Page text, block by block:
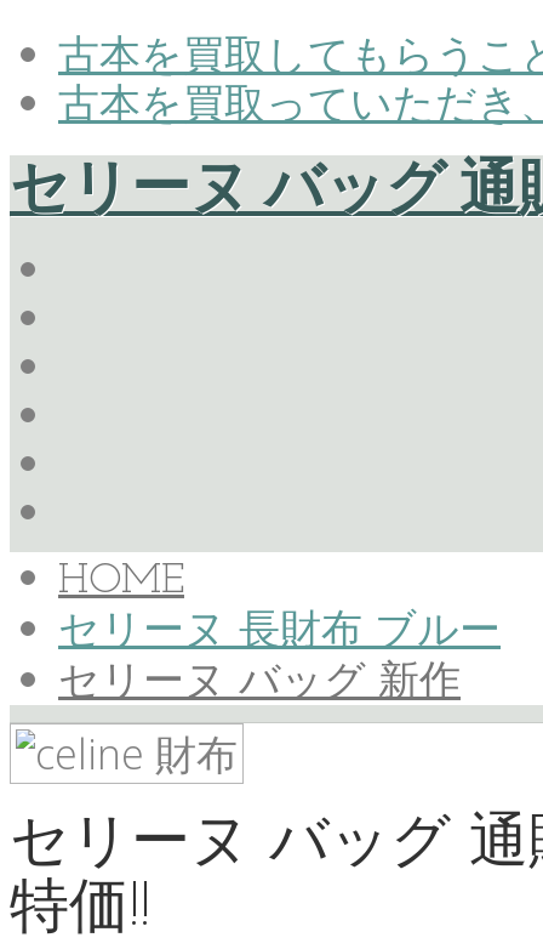
古本を買取してもらうこ
古本を買取っていただき
セリーヌ バッグ 通
HOME
セリーヌ 長財布 ブルー
セリーヌ バッグ 新作
セリーヌ バッグ
特価!!